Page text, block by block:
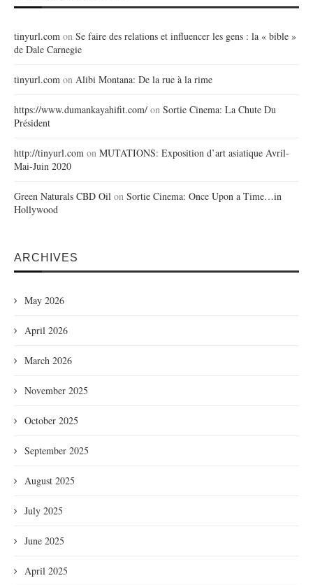
tinyurl.com on Se faire des relations et influencer les gens : la « bible »
de Dale Carnegie
tinyurl.com on Alibi Montana: De la rue à la rime
https://www.dumankayahifit.com/ on Sortie Cinema: La Chute Du
Président
http://tinyurl.com on MUTATIONS: Exposition d’art asiatique Avril-
Mai-Juin 2020
Green Naturals CBD Oil on Sortie Cinema: Once Upon a Time…in
Hollywood
ARCHIVES
May 2026
April 2026
March 2026
November 2025
October 2025
September 2025
August 2025
July 2025
June 2025
April 2025